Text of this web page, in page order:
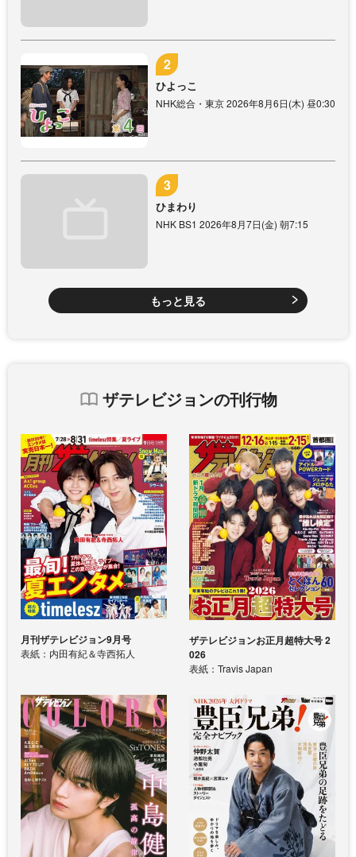
ひよっこ
NHK総合・東京 2026年8月6日(木) 昼0:30
ひまわり
NHK BS1 2026年8月7日(金) 朝7:15
もっと見る
ザテレビジョンの刊行物
月刊ザテレビジョン9月号
表紙：内田有紀＆寺西拓人
ザテレビジョンお正月超特大号 2
026
表紙：Travis Japan